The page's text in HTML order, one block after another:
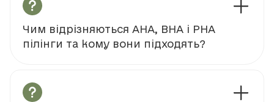
Чим відрізняються AHA, BHA і PHA
пілінги та кому вони підходять?